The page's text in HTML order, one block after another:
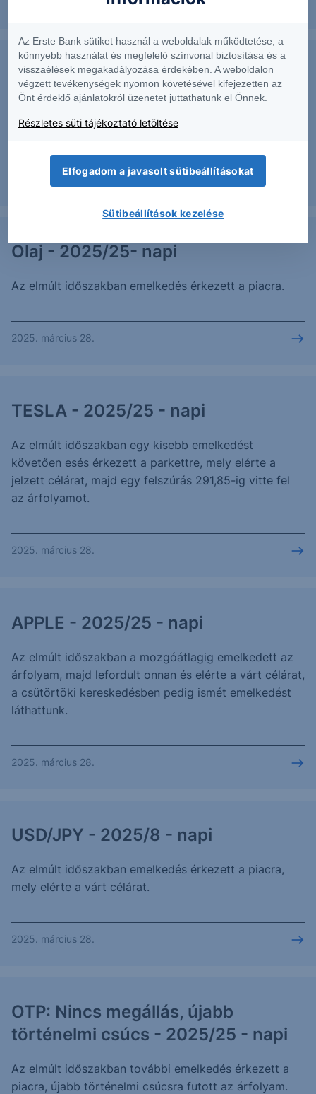
USD/HUF - 2025/26 - napi
mely elérte az elsődleges célárat.
2025. április 1.
Olaj - 2025/25- napi
Az elmúlt időszakban emelkedés érkezett a piacra.
2025. március 28.
TESLA - 2025/25 - napi
Az elmúlt időszakban egy kisebb emelkedést
követően esés érkezett a parkettre, mely elérte a
jelzett célárat, majd egy felszúrás 291,85-ig vitte fel
az árfolyamot.
2025. március 28.
APPLE - 2025/25 - napi
Az elmúlt időszakban a mozgóátlagig emelkedett az
árfolyam, majd lefordult onnan és elérte a várt célárat,
a csütörtöki kereskedésben pedig ismét emelkedést
láthattunk.
2025. március 28.
USD/JPY - 2025/8 - napi
Az elmúlt időszakban emelkedés érkezett a piacra,
mely elérte a várt célárat.
2025. március 28.
OTP: Nincs megállás, újabb
történelmi csúcs - 2025/25 - napi
Az elmúlt időszakban további emelkedés érkezett a
piacra, újabb történelmi csúcsra futott az árfolyam.
Az Erste Bank sütiket használ a weboldalak működtetése, a
könnyebb használat és megfelelő színvonal biztosítása és a
visszaélések megakadályozása érdekében. A weboldalon
végzett tevékenységek nyomon követésével kifejezetten az
Önt érdeklő ajánlatokról üzenetet juttathatunk el Önnek.
Részletes süti tájékoztató letöltése
Elfogadom a javasolt sütibeállításokat
Sütibeállítások kezelése